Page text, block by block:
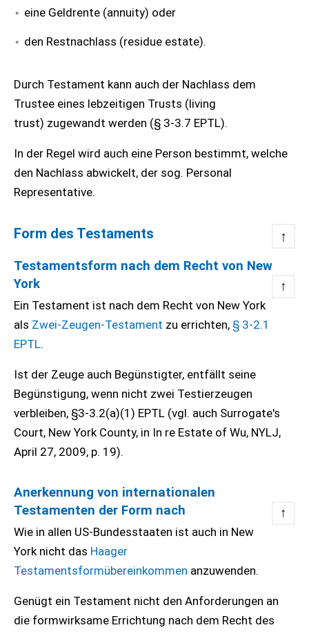
eine Geldrente (annuity) oder
den Restnachlass (residue estate).
Durch Testament kann auch der Nachlass dem
Trustee eines lebzeitigen Trusts (living
trust) zugewandt werden (§ 3-3.7 EPTL).
In der Regel wird auch eine Person bestimmt, welche
den Nachlass abwickelt, der sog. Personal
Representative.
Form des Testaments ↑
Testamentsform nach dem Recht von New
York
↑
Ein Testament ist nach dem Recht von New York
als Zwei-Zeugen-Testament zu errichten, § 3-2.1
EPTL.
Ist der Zeuge auch Begünstigter, entfällt seine
Begünstigung, wenn nicht zwei Testierzeugen
verbleiben, §3-3.2(a)(1) EPTL (vgl. auch Surrogate's
Court, New York County, in In re Estate of Wu, NYLJ,
April 27, 2009, p. 19).
Anerkennung von internationalen
Testamenten der Form nach
↑
Wie in allen US-Bundesstaaten ist auch in New
York nicht das Haager
Testamentsformübereinkommen anzuwenden.
Genügt ein Testament nicht den Anforderungen an
die formwirksame Errichtung nach dem Recht des